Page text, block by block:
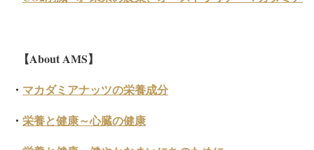
【About AMS】
・ マカダミアナッツの栄養成分
・ 栄養と健康～心臓の健康